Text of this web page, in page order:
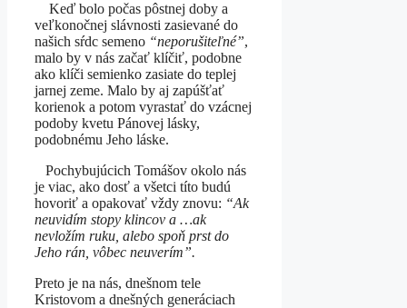
Keď bolo počas pôstnej doby a
veľkonočnej slávnosti zasievané do
našich sŕdc semeno “neporušiteľné”,
malo by v nás začať klíčiť, podobne
ako klíči semienko zasiate do teplej
jarnej zeme. Malo by aj zapúšťať
korienok a potom vyrastať do vzácnej
podoby kvetu Pánovej lásky,
podobnému Jeho láske.
Pochybujúcich Tomášov okolo nás
je viac, ako dosť a všetci títo budú
hovoriť a opakovať vždy znovu: “Ak
neuvidím stopy klincov a …ak
nevložím ruku, alebo spoň prst do
Jeho rán, vôbec neuverím”.
Preto je na nás, dnešnom tele
Kristovom a dnešných generáciach